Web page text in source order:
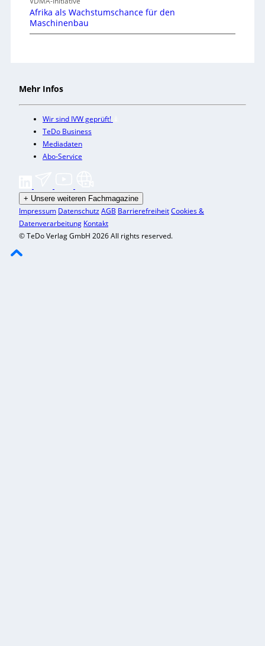
Afrika als Wachstumschance für den
Maschinenbau
Mehr Infos
Wir sind IVW geprüft!
TeDo Business
Mediadaten
Abo-Service
+ Unsere weiteren Fachmagazine
Impressum DatenschutzAGB BarrierefreiheitCookies &
Datenverarbeitung Kontakt
© TeDo Verlag GmbH 2026 All rights reserved.